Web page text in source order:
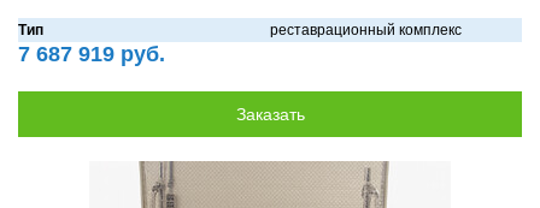
Тип реставрационный комплекс
7 687 919 руб.